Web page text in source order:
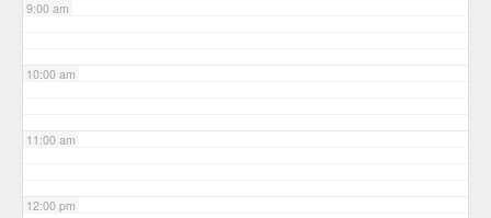
9:00 am
10:00 am
11:00 am
12:00 pm